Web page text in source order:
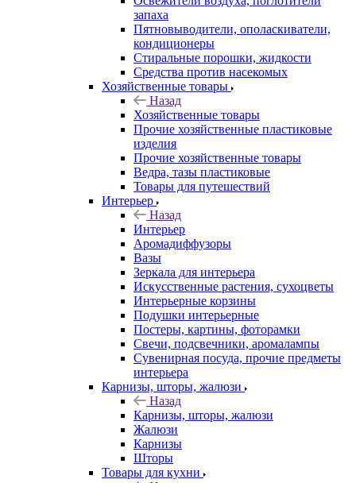
запаха
Пятновыводители, ополаскиватели,
кондиционеры
Стиральные порошки, жидкости
Средства против насекомых
Хозяйственные товары
Назад
Хозяйственные товары
Прочие хозяйственные пластиковые
изделия
Прочие хозяйственные товары
Ведра, тазы пластиковые
Товары для путешествий
Интерьер
Назад
Интерьер
Аромадиффузоры
Вазы
Зеркала для интерьера
Искусственные растения, сухоцветы
Интерьерные корзины
Подушки интерьерные
Постеры, картины, фоторамки
Свечи, подсвечники, аромалампы
Сувенирная посуда, прочие предметы
интерьера
Карнизы, шторы, жалюзи
Назад
Карнизы, шторы, жалюзи
Жалюзи
Карнизы
Шторы
Товары для кухни